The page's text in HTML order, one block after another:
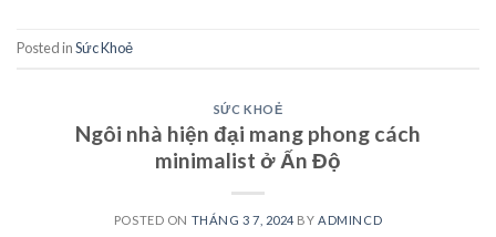
Posted inSức Khoẻ
SỨC KHOẺ
Ngôi nhà hiện đại mang phong cách
minimalist ở Ấn Độ
POSTED ON THÁNG 3 7, 2024 BYADMINCD